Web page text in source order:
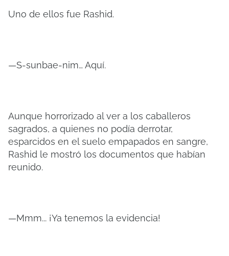
Uno de ellos fue Rashid.
—S-sunbae-nim… Aquí.
Aunque horrorizado al ver a los caballeros
sagrados, a quienes no podía derrotar,
esparcidos en el suelo empapados en sangre,
Rashid le mostró los documentos que habían
reunido.
—Mmm... ¡Ya tenemos la evidencia!